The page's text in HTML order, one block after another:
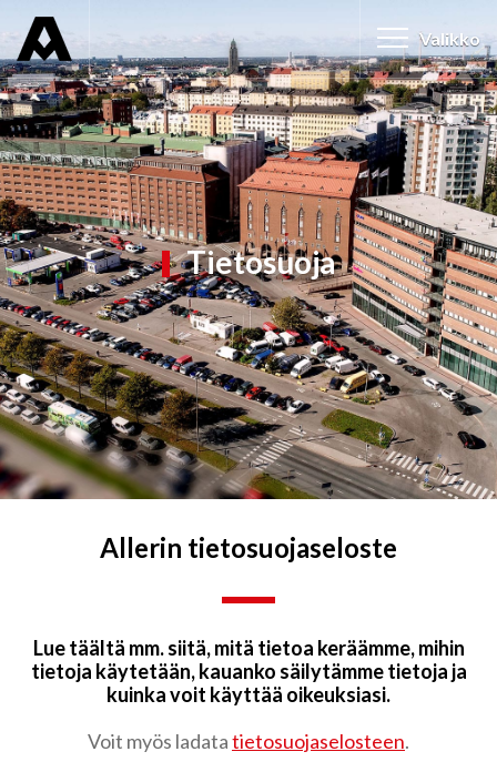
Valikko
Tieto­suoja
Allerin tietosuoja­­seloste
Lue täältä mm. siitä, mitä tietoa keräämme, mihin
tietoja käytetään, kauanko säilytämme tietoja ja
kuinka voit käyttää oikeuksiasi.
Voit myös ladatatietosuojaselosteen.